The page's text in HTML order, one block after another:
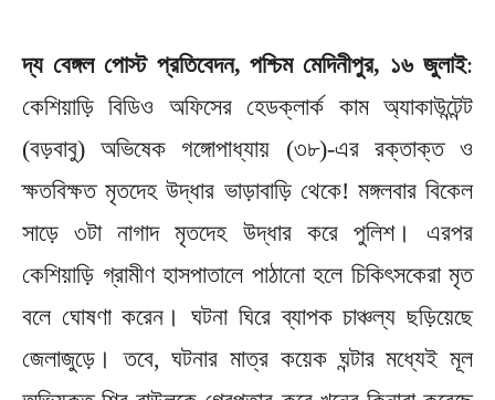
দ্য বেঙ্গল পোস্ট প্রতিবেদন, পশ্চিম মেদিনীপুর, ১৬ জুলাই:
কেশিয়াড়ি বিডিও অফিসের হেডক্লার্ক কাম অ্যাকাউন্টেন্ট
(বড়বাবু) অভিষেক গঙ্গোপাধ্যায় (৩৮)-এর রক্তাক্ত ও
ক্ষতবিক্ষত মৃতদেহ উদ্ধার ভাড়াবাড়ি থেকে! মঙ্গলবার বিকেল
সাড়ে ৩টা নাগাদ মৃতদেহ উদ্ধার করে পুলিশ। এরপর
কেশিয়াড়ি গ্রামীণ হাসপাতালে পাঠানো হলে চিকিৎসকেরা মৃত
বলে ঘোষণা করেন। ঘটনা ঘিরে ব্যাপক চাঞ্চল্য ছড়িয়েছে
জেলাজুড়ে। তবে, ঘটনার মাত্র কয়েক ঘন্টার মধ্যেই মূল